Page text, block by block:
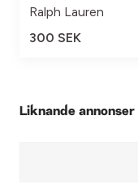
Ralph Lauren
300 SEK
Liknande annonser